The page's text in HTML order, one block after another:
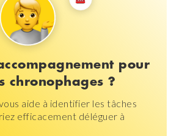
pour
chronophages ?
aide à identifier les tâches
efficacement déléguer à